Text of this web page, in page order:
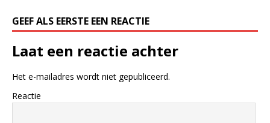
GEEF ALS EERSTE EEN REACTIE
Laat een reactie achter
Het e-mailadres wordt niet gepubliceerd.
Reactie